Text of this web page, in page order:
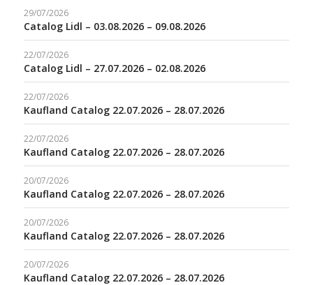
29/07/2026
Catalog Lidl – 03.08.2026 – 09.08.2026
22/07/2026
Catalog Lidl – 27.07.2026 – 02.08.2026
22/07/2026
Kaufland Catalog 22.07.2026 – 28.07.2026
22/07/2026
Kaufland Catalog 22.07.2026 – 28.07.2026
20/07/2026
Kaufland Catalog 22.07.2026 – 28.07.2026
20/07/2026
Kaufland Catalog 22.07.2026 – 28.07.2026
20/07/2026
Kaufland Catalog 22.07.2026 – 28.07.2026